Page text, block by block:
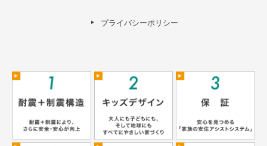
プライバシーポリシー